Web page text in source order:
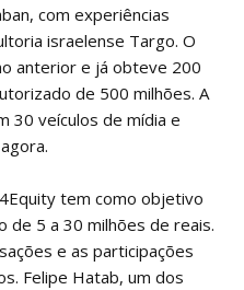
com experiências
israelense Targo. O
anterior e já obteve 200
de 500 milhões. A
30 veículos de mídia e
tem como objetivo
de 5 a 30 milhões de reais.
e as participações
Felipe Hatab, um dos